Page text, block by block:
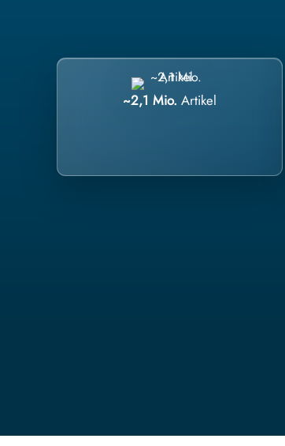
~2,1 Mio. Artikel